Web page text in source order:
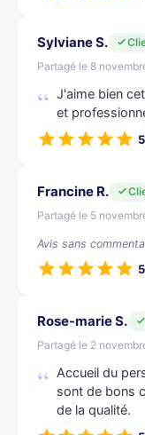
Sylviane S.
Partagé le 8
J'aime bien
et
Francine R.
Partagé le 5
Avis sans
Rose-marie S.
Partagé le 2
Accueil du
sont de bons
de la qualité.